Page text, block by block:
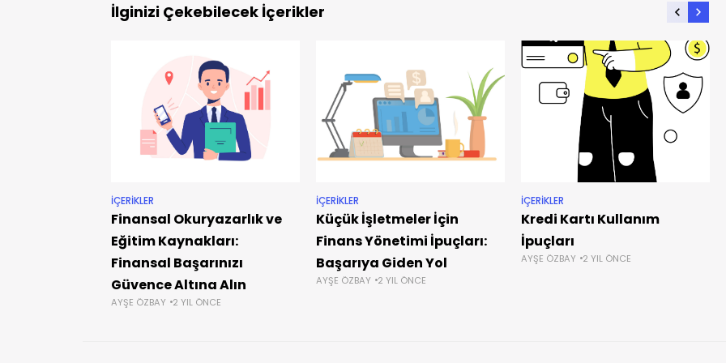
İlginizi Çekebilecek İçerikler
İÇERIKLER
Finansal Okuryazarlık ve
Eğitim Kaynakları:
Finansal Başarınızı
Güvence Altına Alın
AYŞE ÖZBAY 2 YIL ÖNCE
İÇERIKLER
Küçük İşletmeler İçin
Finans Yönetimi İpuçları:
Başarıya Giden Yol
AYŞE ÖZBAY 2 YIL ÖNCE
İÇERIKLER
Kredi Kartı Kullanım
İpuçları
AYŞE ÖZBAY 2 YIL ÖNCE